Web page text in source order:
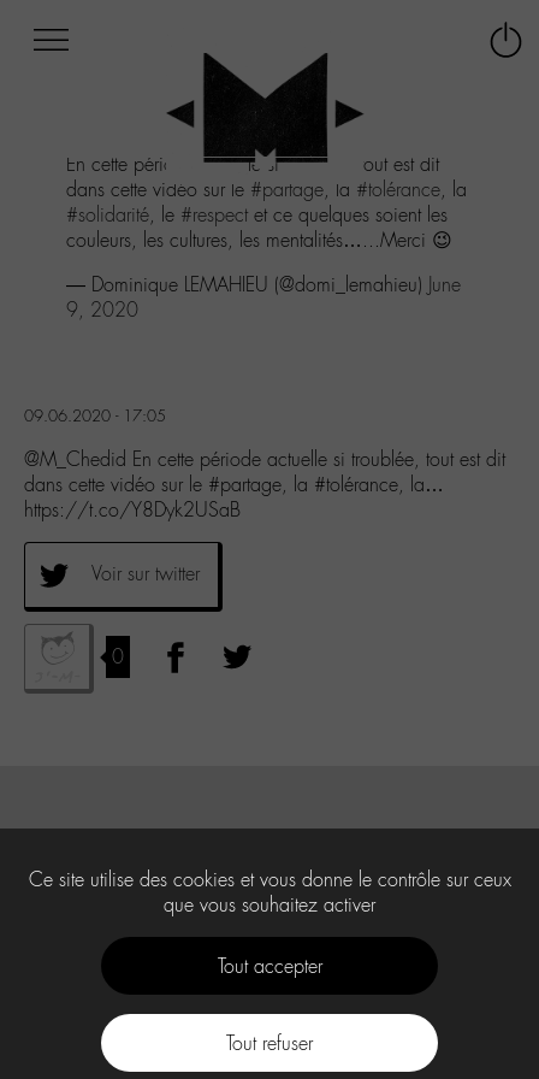
menu
Aller
au
contenu
Aller
En cette période actuelle si troublée, tout est dit
dans cette vidéo sur le #partage, la #tolérance, la
#solidarité, le #respect et ce quelques soient les
couleurs, les cultures, les mentalités…...Merci 😉
— Dominique LEMAHIEU (@domi_lemahieu) June
9, 2020
09.06.2020 - 17:05
@M_Chedid En cette période actuelle si troublée, tout est dit
dans cette vidéo sur le #partage, la #tolérance, la…
https://t.co/Y8Dyk2USaB
Voir sur twitter
0
Ce site utilise des cookies et vous donne le contrôle sur ceux
que vous souhaitez activer
Tout accepter
Tout refuser